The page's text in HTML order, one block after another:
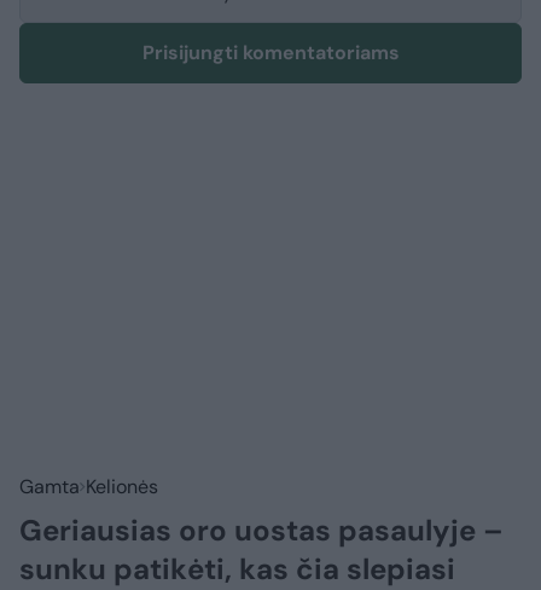
Prisijungti komentatoriams
Gamta Kelionės
Geriausias oro uostas pasaulyje –
sunku patikėti, kas čia slepiasi